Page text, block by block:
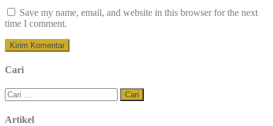
Save my name, email, and website in this browser for the next
time I comment.
Cari
Cari
untuk:
Artikel